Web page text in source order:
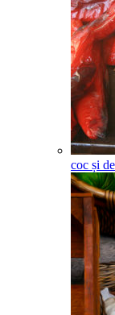
coc și